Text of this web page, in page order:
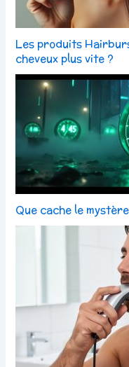
Les produits
cheveux plus vite ?
Que cache le